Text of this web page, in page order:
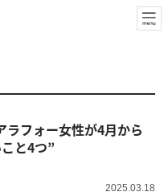
ラフォー女性が4月から
と4つ”
2025.03.18